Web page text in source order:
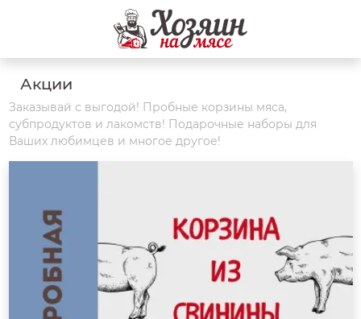
Акции
Заказывай с выгодой! Пробные корзины мяса,
субпродуктов и лакомств! Подарочные наборы для
Ваших любимцев и многое другое!